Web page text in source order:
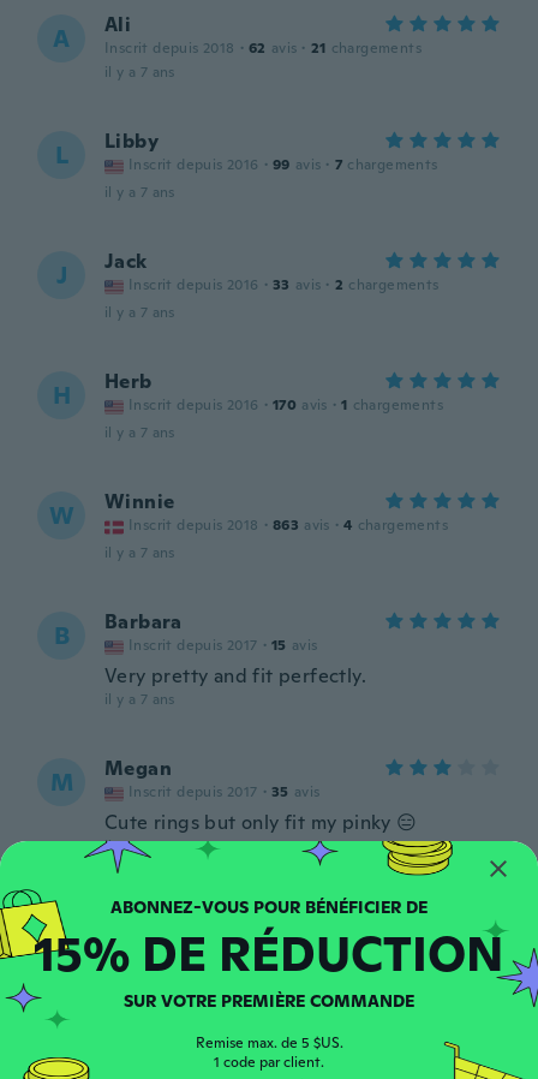
A Ali
Inscrit depuis 2018 · 62 avis · 21 chargements
il y a 7 ans
L Libby
Inscrit depuis 2016 · 99 avis · 7 chargements
il y a 7 ans
J Jack
Inscrit depuis 2016 · 33 avis · 2 chargements
il y a 7 ans
H Herb
Inscrit depuis 2016 · 170 avis · 1 chargements
il y a 7 ans
W Winnie
Inscrit depuis 2018 · 863 avis · 4 chargements
il y a 7 ans
B Barbara
Inscrit depuis 2017 · 15 avis
Very pretty and fit perfectly.
il y a 7 ans
M Megan
Inscrit depuis 2017 · 35 avis
Cute rings but only fit my pinky 😑
il y a 7 ans
M Mae
Inscrit depuis 2017 · 51 avis · 15 chargements
il y a 7 ans
Inscrit depuis 2016 · 34 avis
15% DE RÉDUCTION
SUR VOTRE PREMIÈRE COMMANDE
Remise max. de 5 $US.
1 code par client.